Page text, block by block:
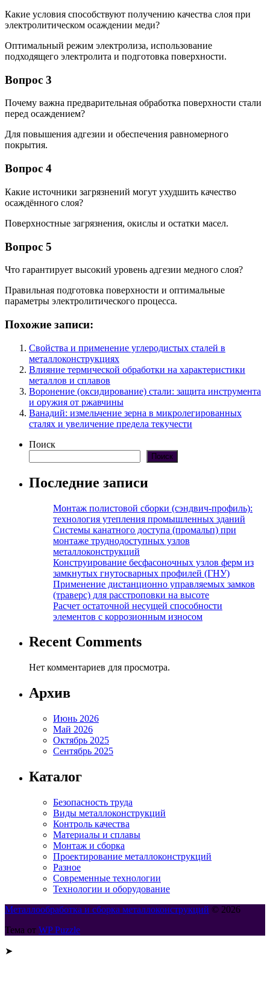
Какие условия способствуют получению качества слоя при
электролитическом осаждении меди?
Оптимальный режим электролиза, использование
подходящего электролита и подготовка поверхности.
Вопрос 3
Почему важна предварительная обработка поверхности стали
перед осаждением?
Для повышения адгезии и обеспечения равномерного
покрытия.
Вопрос 4
Какие источники загрязнений могут ухудшить качество
осаждённого слоя?
Поверхностные загрязнения, окислы и остатки масел.
Вопрос 5
Что гарантирует высокий уровень адгезии медного слоя?
Правильная подготовка поверхности и оптимальные
параметры электролитического процесса.
Похожие записи:
Свойства и применение углеродистых сталей в
металлоконструкциях
Влияние термической обработки на характеристики
металлов и сплавов
Воронение (оксидирование) стали: защита инструмента
и оружия от ржавчины
Ванадий: измельчение зерна в микролегированных
сталях и увеличение предела текучести
Поиск
Поиск
Последние записи
Монтаж полистовой сборки (сэндвич-профиль):
технология утепления промышленных зданий
Системы канатного доступа (промальп) при
монтаже труднодоступных узлов
металлоконструкций
Конструирование бесфасоночных узлов ферм из
замкнутых гнутосварных профилей (ГНУ)
Применение дистанционно управляемых замков
(траверс) для расстроповки на высоте
Расчет остаточной несущей способности
элементов с коррозионным износом
Recent Comments
Нет комментариев для просмотра.
Архив
Июнь 2026
Май 2026
Октябрь 2025
Сентябрь 2025
Каталог
Безопасность труда
Виды металлоконструкций
Контроль качества
Материалы и сплавы
Монтаж и сборка
Проектирование металлоконструкций
Разное
Современные технологии
Технологии и оборудование
Металлообработка и сборка металлоконструкций © 2026
Тема от WP Puzzle
➤